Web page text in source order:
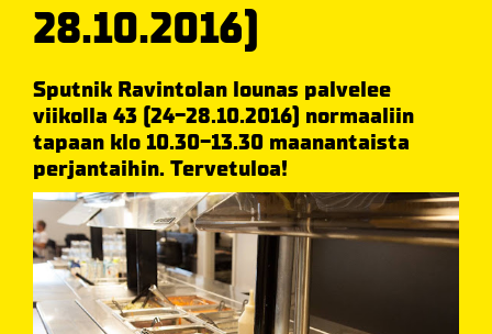
28.10.2016)
Sputnik Ravintolan lounas palvelee
viikolla 43 (24-28.10.2016) normaaliin
tapaan klo 10.30-13.30 maanantaista
perjantaihin. Tervetuloa!